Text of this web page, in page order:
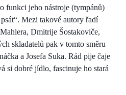
funkci jeho nástroje (tympánů)
Mezi takové autory řadí
Dmitrije Šostakoviče,
skladatelů pak v tomto směru
a Josefa Suka. Rád pije čaje
si dobré jídlo, fascinuje ho stará